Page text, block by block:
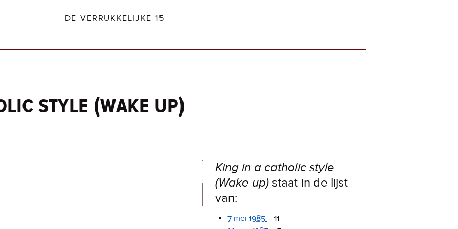
DE VERRUKKELIJKE 15
style (wake up)
King in a catholic style
(Wake up) staat in de lijst
van:
7 mei 1985 – 11